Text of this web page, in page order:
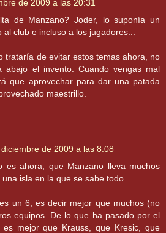
de 2009 a las 20:31
de Manzano? Joder, lo suponía un
club e incluso a los jugadores...
trataría de evitar estos temas ahora, no
abajo el invento. Cuando vengas mal
que aprovechar para dar una patada
maestrillo.
de 2009 a las 8:08
es ahora, que Manzano lleva muchos
isla en la que se sabe todo.
un 6, es decir mejor que muchos (no
equipos. De lo que ha pasado por el
es mejor que Krauss, que Kresic, que